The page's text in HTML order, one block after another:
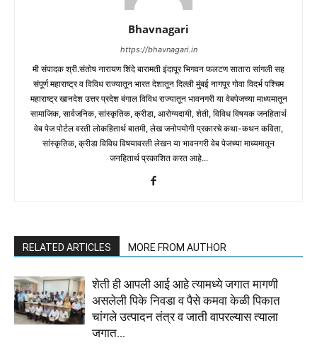
Bhavnagari
https://bhavnagari.in
मी संपादक श्री.संतोष नारायण शिंदे बारामती इंदापूर भिगवन फलटण सातारा सांगली सह
संपूर्ण महाराष्ट्र व विविध राज्यातून भारत देशातून दिल्ली मुंबई नागपूर गोवा विदर्भ पश्चिम
महाराष्ट्र खानदेश उत्तर प्रदेश बंगाल विविध राज्यातून भावनगरी या वेबपेजच्या माध्यमातून
सामाजिक, सार्वजनिक, सांस्कृतिक, क्रीडा, आरोग्यदायी, शेती, विविध विषयक जनहितार्थ
वेब पेज पोर्टल वरती लोकहितार्थ बातमी, लेख जनोपयोगी प्रकारचे कथा-कथन कविता,
सांस्कृतिक, क्रीडा विविध विषयावरती लेखन या भावनगरी वेब पेजच्या माध्यमातून
जनहितार्थ प्रकाशित करत आहे...
RELATED ARTICLES MORE FROM AUTHOR
शेती ही आपली आई आहे त्यामध्ये जगात मागणी
असलेली पिके निवडा व पैसे कमवा केळी पिकात
चांगले उत्पादन तंत्र व जाती वापरल्यास त्याला
जगात...